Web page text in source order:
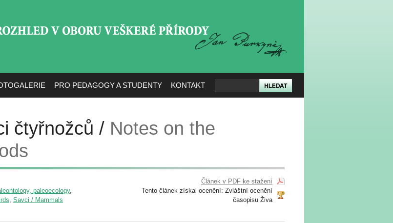
PRO PEDAGOGY A STUDENTY KONTAKT
čtyřnožců / Notes on the
paleoecology,
, Savci / Mammals
Článek v PDF ke stažení
Tento článek získal ocenění: Zvláštní ocenění
časopisu Živa